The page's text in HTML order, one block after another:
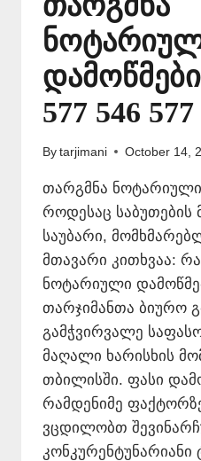
577 546 577
By tarjimani October 14,
თარგმნა
როდესაც საბუთების
საუბარი,
მთავარი კითხვაა:
ნოტარიული
თარჯიმანთა ბიურო
გამჭვირვალე
მაღალი ხარისხის
თბილისში. ფასი
რამდენიმე
ვცდილობთ
კონკურენტუნარიანი